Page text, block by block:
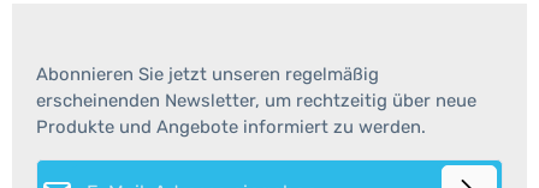
Abonnieren Sie jetzt unseren regelmäßig
erscheinenden Newsletter, um rechtzeitig über neue
Produkte und Angebote informiert zu werden.
E-Mail-Adresse*